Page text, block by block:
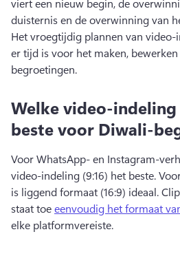
viert een nieuw begin, de
Het vroegtijdig plannen van
er tijd is voor het maken,
begroetingen.
Welke video-
beste voor Diwali-
Voor WhatsApp- en Instagram-
video-indeling (9:16) het beste.
is liggend formaat (16:9) ideaal.
staat toe eenvoudig het formaat
elke platformvereiste.